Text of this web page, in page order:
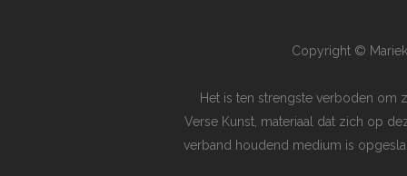
Copyright ©
Het is ten strengste verboden om
Verse Kunst, materiaal dat zich op
verband houdend medium is